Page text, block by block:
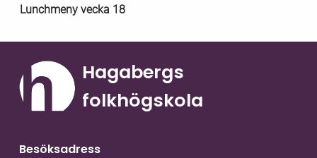
Lunchmeny vecka 18
Hagabergs
folkhögskola
Besöksadress